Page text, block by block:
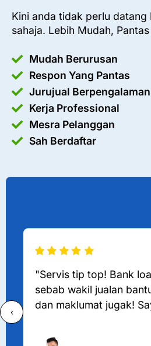
Kini anda tidak perlu
sahaja. Lebih Mudah,
Mudah Berurusan
Respon Yang Pantas
Jurujual Berpengalaman
Kerja Professional
Mesra Pelanggan
Sah Berdaftar
"Servis tip top! Bank
sebab wakil jualan
dan maklumat jugak!
‹